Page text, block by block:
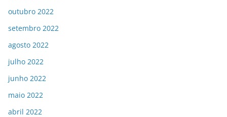
outubro 2022
setembro 2022
agosto 2022
julho 2022
junho 2022
maio 2022
abril 2022